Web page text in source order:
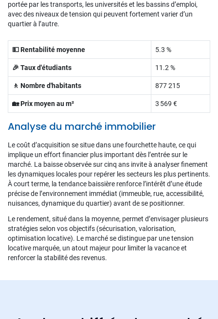
portée par les transports, les universités et les bassins d’emploi,
avec des niveaux de tension qui peuvent fortement varier d’un
quartier à l’autre.
💵 Rentabilité moyenne 5.3 %
🎉 Taux d'étudiants 11.2 %
🚶 Nombre d'habitants 877 215
🏡 Prix moyen au m² 3 569 €
Analyse du marché immobilier
Le coût d’acquisition se situe dans une fourchette haute, ce qui
implique un effort financier plus important dès l’entrée sur le
marché. La baisse observée sur cinq ans invite à analyser finement
les dynamiques locales pour repérer les secteurs les plus pertinents.
À court terme, la tendance baissière renforce l’intérêt d’une étude
précise de l’environnement immédiat (immeuble, rue, accessibilité,
nuisances, dynamique du quartier) avant de se positionner.
Le rendement, situé dans la moyenne, permet d’envisager plusieurs
stratégies selon vos objectifs (sécurisation, valorisation,
optimisation locative). Le marché se distingue par une tension
locative marquée, un atout majeur pour limiter la vacance et
renforcer la stabilité des revenus.